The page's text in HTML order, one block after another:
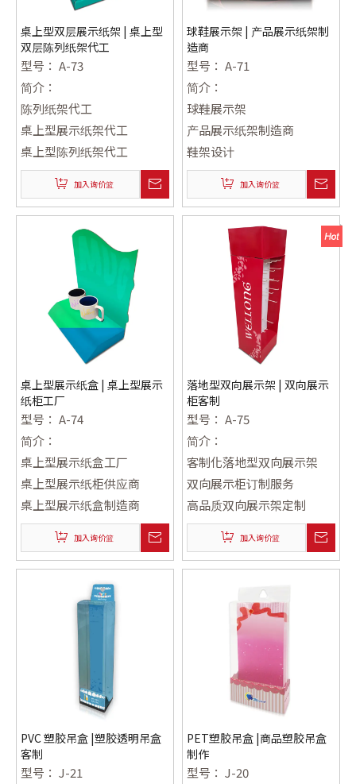
桌上型双层展示纸架 | 桌上型
双层陈列纸架代工
型号： A-73
简介：
陈列纸架代工
桌上型展示纸架代工
桌上型陈列纸架代工
加入询价篮
球鞋展示架 | 产品展示纸架制
造商
型号： A-71
简介：
球鞋展示架
产品展示纸架制造商
鞋架设计
加入询价篮
桌上型展示纸盒 | 桌上型展示
纸柜工厂
型号： A-74
简介：
桌上型展示纸盒工厂
桌上型展示纸柜供应商
桌上型展示纸盒制造商
加入询价篮
落地型双向展示架 | 双向展示
柜客制
型号： A-75
简介：
客制化落地型双向展示架
双向展示柜订制服务
高品质双向展示架定制
加入询价篮
PVC 塑胶吊盒 |塑胶透明吊盒
客制
型号： J-21
PET塑胶吊盒 |商品塑胶吊盒
制作
型号： J-20